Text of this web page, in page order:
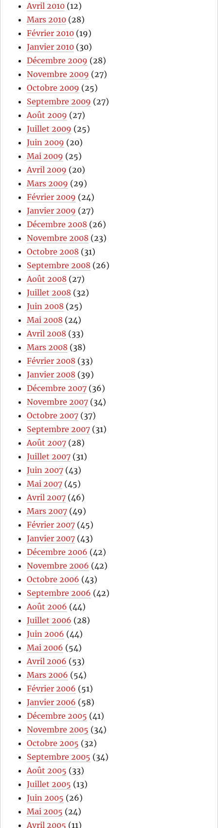
Avril 2010 (12)
Mars 2010 (28)
Février 2010 (19)
Janvier 2010 (30)
Décembre 2009 (28)
Novembre 2009 (27)
Octobre 2009 (25)
Septembre 2009 (27)
Août 2009 (27)
Juillet 2009 (25)
Juin 2009 (20)
Mai 2009 (25)
Avril 2009 (20)
Mars 2009 (29)
Février 2009 (24)
Janvier 2009 (27)
Décembre 2008 (26)
Novembre 2008 (23)
Octobre 2008 (31)
Septembre 2008 (26)
Août 2008 (27)
Juillet 2008 (32)
Juin 2008 (25)
Mai 2008 (24)
Avril 2008 (33)
Mars 2008 (38)
Février 2008 (33)
Janvier 2008 (39)
Décembre 2007 (36)
Novembre 2007 (34)
Octobre 2007 (37)
Septembre 2007 (31)
Août 2007 (28)
Juillet 2007 (31)
Juin 2007 (43)
Mai 2007 (45)
Avril 2007 (46)
Mars 2007 (49)
Février 2007 (45)
Janvier 2007 (43)
Décembre 2006 (42)
Novembre 2006 (42)
Octobre 2006 (43)
Septembre 2006 (42)
Août 2006 (44)
Juillet 2006 (28)
Juin 2006 (44)
Mai 2006 (54)
Avril 2006 (53)
Mars 2006 (54)
Février 2006 (51)
Janvier 2006 (58)
Décembre 2005 (41)
Novembre 2005 (34)
Octobre 2005 (32)
Septembre 2005 (34)
Août 2005 (33)
Juillet 2005 (13)
Juin 2005 (26)
Mai 2005 (24)
Avril 2005 (11)